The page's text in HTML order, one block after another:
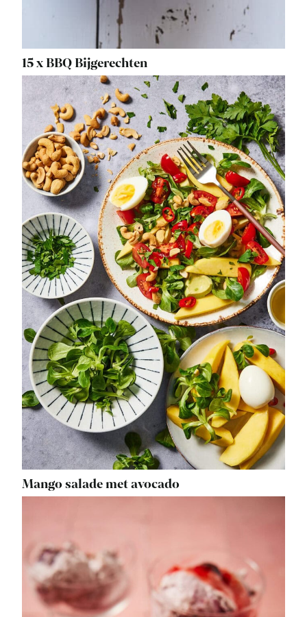
15 x BBQ Bijgerechten
Mango salade met avocado